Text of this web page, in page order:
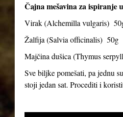
Čajna mešavina za ispiranje
Virak (Alchemilla vulgaris)
Žalfija (Salvia officinalis) 50g
Majčina dušica (Thymus
Sve biljke pomešati, pa jednu
stoji jedan sat. Procediti i